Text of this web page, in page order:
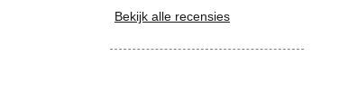
Bekijk alle recensies